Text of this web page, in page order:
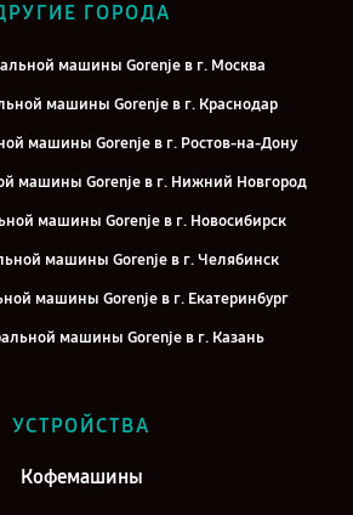
ГОРОДА
машины Gorenje в г. Москва
машины Gorenje в г. Краснодар
машины Gorenje в г. Ростов-на-Дону
машины Gorenje в г. Нижний Новгород
машины Gorenje в г. Новосибирск
машины Gorenje в г. Челябинск
машины Gorenje в г. Екатеринбург
машины Gorenje в г. Казань
машины Gorenje в г. Саратов
машины Gorenje в г. Киров
УСТРОЙСТВА
Кофемашины